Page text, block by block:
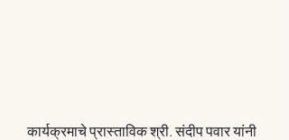
कार्यक्रमाचे प्रास्ताविक श्री. संदीप पवार यांनी